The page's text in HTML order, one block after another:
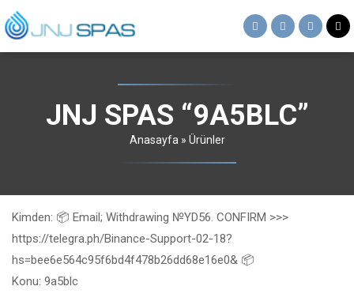
JNJ SPAS “9A5BLC”
Anasayfa » Ürünler
Kimden: 📦 Email; Withdrawing №YD56. CONFIRM >>>
https://telegra.ph/Binance-Support-02-18?
hs=bee6e564c95f6bd4f478b26dd68e16e0& 📦
Konu: 9a5blc